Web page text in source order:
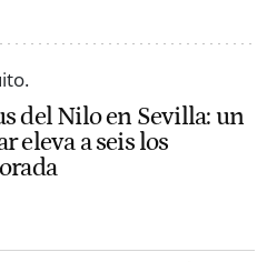
del Nilo en Sevilla: un
eleva a seis los